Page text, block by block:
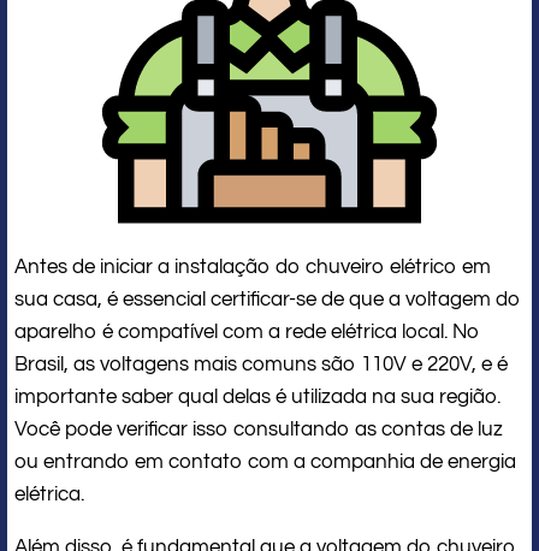
Antes de iniciar a instalação do chuveiro elétrico em
sua casa, é essencial certificar-se de que a voltagem do
aparelho é compatível com a rede elétrica local. No
Brasil, as voltagens mais comuns são 110V e 220V, e é
importante saber qual delas é utilizada na sua região.
Você pode verificar isso consultando as contas de luz
ou entrando em contato com a companhia de energia
elétrica.